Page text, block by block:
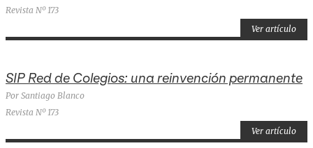
Revista Nº 173
Ver artículo
SIP Red de Colegios: una reinvención permanente
Por Santiago Blanco
Revista Nº 173
Ver artículo